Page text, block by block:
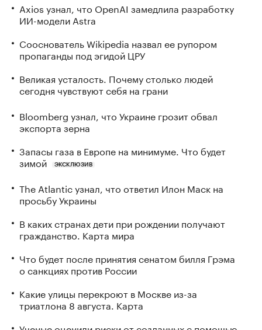
Axios узнал, что OpenAI замедлила разработку
ИИ-модели Astra
Сооснователь Wikipedia назвал ее рупором
пропаганды под эгидой ЦРУ
Великая усталость. Почему столько людей
сегодня чувствуют себя на грани
Bloomberg узнал, что Украине грозит обвал
экспорта зерна
Запасы газа в Европе на минимуме. Что будет
зимой
ЭКСКЛЮЗИВ
The Atlantic узнал, что ответил Илон Маск на
просьбу Украины
В каких странах дети при рождении получают
гражданство. Карта мира
Что будет после принятия сенатом билля Грэма
о санкциях против России
Какие улицы перекроют в Москве из-за
триатлона 8 августа. Карта